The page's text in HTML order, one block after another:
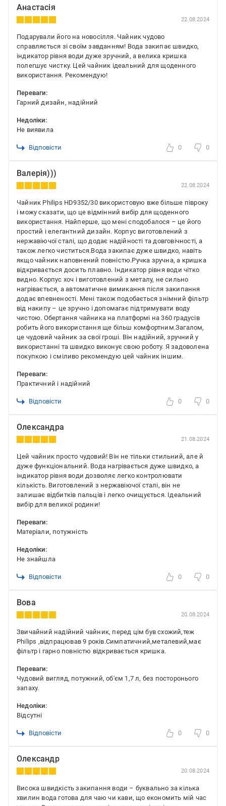
Анастасія
22.08.2024
Подарували його на новосілля. Чайник чудово
справляється зі своїм завданням! Вода закипає швидко,
індикатор рівня води дуже зручний, а велика кришка
полегшує чистку. Цей чайник ідеальний для щоденного
використання. Рекомендую!
Переваги:
Гарний дизайн, надійний
Недоліки:
Не виявила
Відповісти 0 0
Валерія)))
22.08.2024
Чайник Philips HD9352/30 використовую вже більше півроку
і можу сказати, що це відмінний вибір для щоденного
використання. Найперше, що мені сподобалося – це його
простий і елегантний дизайн. Корпус виготовлений з
нержавіючої сталі, що додає надійності та довговічності, а
також легко чиститься.Вода закипає дуже швидко, навіть
якщо чайник наповнений повністю.Ручка зручна, а кришка
відкривається досить плавно. Індикатор рівня води чітко
видно. Корпус хоч і виготовлений з металу, не сильно
нагрівається, а автоматичне вимикання після закипання
додає впевненості. Мені також подобається знімний фільтр
від накипу – це зручно і допомагає підтримувати воду
чистою. Обертання чайника на платформі на 360 градусів
робить його використання ще більш комфортним.Загалом,
це чудовий чайник за свої гроші. Він надійний, зручний у
використанні та швидко виконує свою роботу. Я задоволена
покупкою і сміливо рекомендую цей чайник іншим.
Переваги:
Практичний і надійний
Відповісти 0 0
Олександра
21.08.2024
Цей чайник просто чудовий! Він не тільки стильний, але й
дуже функціональний. Вода нагрівається дуже швидко, а
індикатор рівня води дозволяє легко контролювати
кількість. Виготовлений з нержавіючої сталі, він не
залишає відбитків пальців і легко очищується. Ідеальний
вибір для великої родини!
Переваги:
Матеріали, потужність
Недоліки:
Не знайшла
Відповісти 0 0
Вова
20.08.2024
Звичайний надійний чайник, перед цім був схожий,теж
Philips ,відпрацював 9 років.Симпатичний,металевий,має
фільтр і гарно повністю відкривається кришка.
Переваги:
Чудовий вигляд, потужний, об'єм 1,7 л, без посторонього
запаху.
Недоліки:
Відсутні
Відповісти 0 0
Олександр
20.08.2024
Висока швидкість закипання води – буквально за кілька
хвилин вода готова для чаю чи кави, що економить мій час